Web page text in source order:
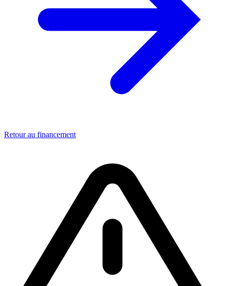
Retour au financement